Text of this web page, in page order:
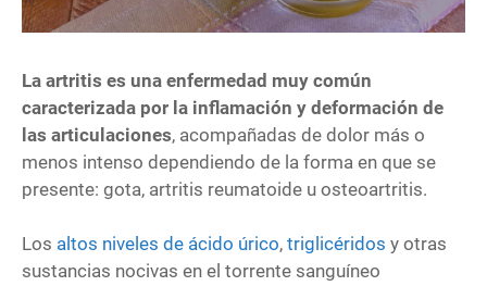
La artritis es una enfermedad muy común
caracterizada por la inflamación y deformación de
las articulaciones, acompañadas de dolor más o
menos intenso dependiendo de la forma en que se
presente: gota, artritis reumatoide u osteoartritis.
Los altos niveles de ácido úrico, triglicéridos y otras
sustancias nocivas en el torrente sanguíneo